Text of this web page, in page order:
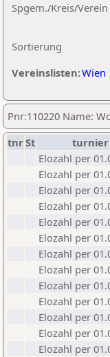
Sortierung
Spgem./Kreis/Verein
Vereinslisten:Wien
Pnr:110220 Name:
tnrSt turnier
Elozahl per
Elozahl per
Elozahl per
Elozahl per
Elozahl per
Elozahl per
Elozahl per
Elozahl per
Elozahl per
Elozahl per
Elozahl per
Elozahl per
Elozahl per